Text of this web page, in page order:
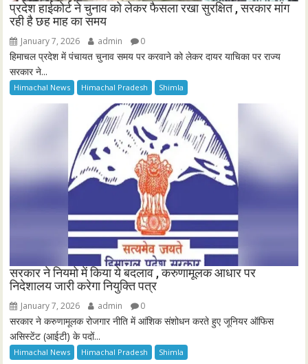
प्रदेश हाईकोर्ट ने चुनाव को लेकर फैसला रखा सुरक्षित , सरकार मांग
रही है छह माह का समय
January 7, 2026 admin 0
हिमाचल प्रदेश में पंचायत चुनाव समय पर करवाने को लेकर दायर याचिका पर राज्य
सरकार ने...
Himachal News Himachal Pradesh Shimla
सरकार ने नियमो में किया ये बदलाव , करुणामूलक आधार पर
निदेशालय जारी करेगा नियुक्ति पत्र
January 7, 2026 admin 0
सरकार ने करुणामूलक रोजगार नीति में आंशिक संशोधन करते हुए जूनियर ऑफिस
असिस्टेंट (आईटी) के पदों...
Himachal News Himachal Pradesh Shimla